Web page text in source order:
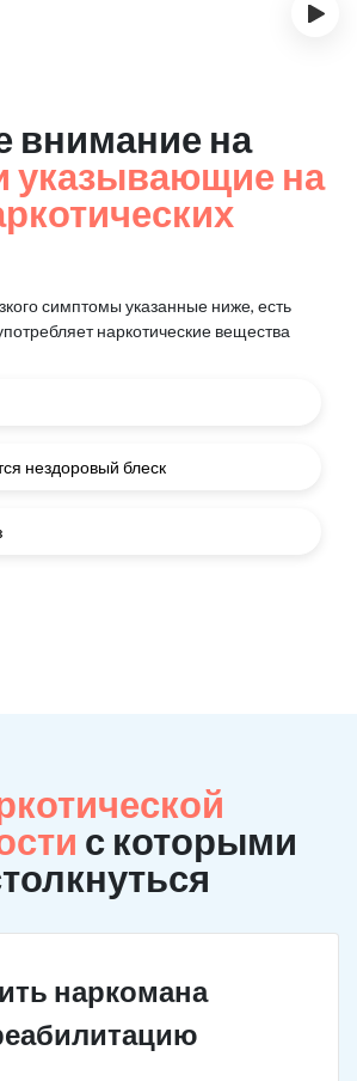
›
внимание на
указывающие на
симптомы указанные ниже, есть
наркотические вещества
нездоровый блеск
с которыми
наркомана